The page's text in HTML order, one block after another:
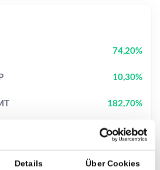
Details Über Cookies
74,20%
10,30%
182,70%
16,20%